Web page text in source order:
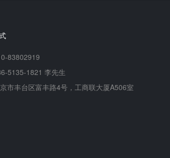
83802919
5135-1821 李先生
市丰台区富丰路4号，工商联大厦A506室